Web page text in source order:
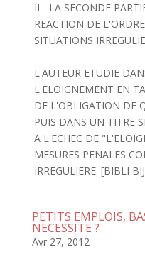
II - LA SECONDE
REACTION DE
SITUATIONS
L'AUTEUR ETUDIE
L'ELOIGNEMENT EN
DE L'OBLIGATION DE
PUIS DANS UN TITRE
A L'ECHEC DE
MESURES PENALES
IRREGULIERE. [BIBLI
PETITS EMPLOIS,
NECESSITE ?
Avr 27, 2012